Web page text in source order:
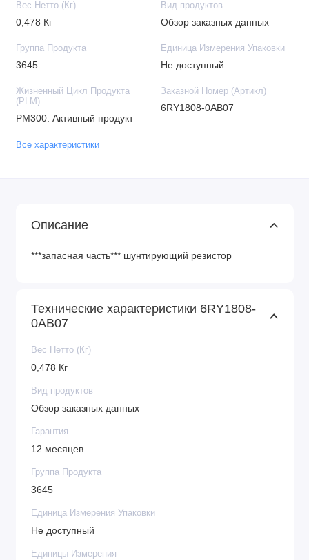
Вес Нетто (Кг)
0,478 Кг
Вид продуктов
Обзор заказных данных
Группа Продукта
3645
Единица Измерения Упаковки
Не доступный
Жизненный Цикл Продукта
(PLM)
PM300: Активный продукт
Заказной Номер (Артикл)
6RY1808-0AB07
Все характеристики
Описание
***запасная часть*** шунтирующий резистор
Технические характеристики 6RY1808-
0AB07
Вес Нетто (Кг)
0,478 Кг
Вид продуктов
Обзор заказных данных
Гарантия
12 месяцев
Группа Продукта
3645
Единица Измерения Упаковки
Не доступный
Единицы Измерения